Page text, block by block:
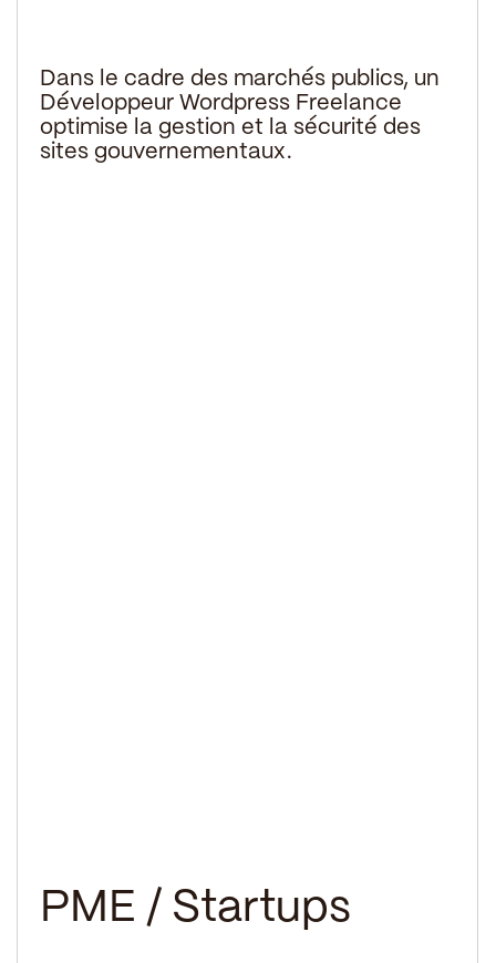
Dans le cadre des marchés publics, un
Développeur Wordpress Freelance
optimise la gestion et la sécurité des
sites gouvernementaux.
PME / Startups